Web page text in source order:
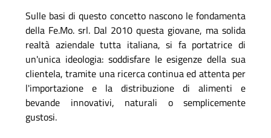
Sulle basi di questo concetto nascono le fondamenta
della Fe.Mo. srl. Dal 2010 questa giovane, ma solida
realtà aziendale tutta italiana, si fa portatrice di
un'unica ideologia: soddisfare le esigenze della sua
clientela, tramite una ricerca continua ed attenta per
l'importazione e la distribuzione di alimenti e
bevande innovativi, naturali o semplicemente
gustosi.